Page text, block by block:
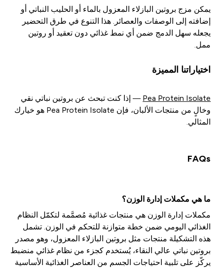
يمكن مزج بروتين البازلاء المعزول بالماء أو الحليب النباتي أو
إضافته إلى الوصفات والعصائر. هذا التنوع في طرق التحضير
يجعله سهل الدمج ضمن أي نمط غذائي دون تعقيد أو روتين
ممل.
اختياراتنا المميزة
Pea Protein Isolate — إذا كنت تبحث عن بروتين نباتي نقي
وخالٍ من منتجات الألبان، فإن Pea Protein Isolate هو خيارك
المثالي.
FAQs
ما هي مكملات إدارة الوزن؟
مكملات إدارة الوزن هي منتجات غذائية مُصمَّمة لتكمّل النظام
الغذائي اليومي ضمن خطة متوازنة للتحكم في الوزن. تشمل
هذه التشكيلة منتجات مثل بروتين البازلاء المعزول، وهو مصدر
بروتين نباتي عالي النقاء، يُستخدم كجزء من نظام غذائي منضبط
يركّز على تلبية احتياجات الجسم من العناصر الغذائية الأساسية